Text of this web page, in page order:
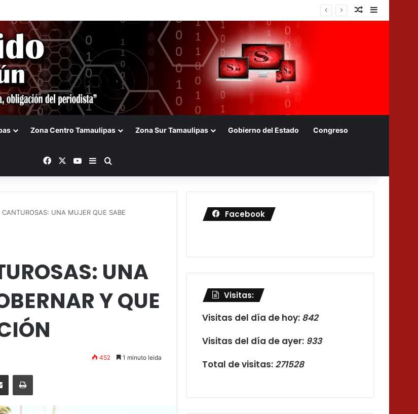
agenda con CANACAR y CONCAMIN para fortalecer la competitividad de Tamaulipas Nota aleatoria
Barra
Zona Centro Tamaulipas Zona Sur Tamaulipas Gobierno del Estado Congreso
FacebookYouTubeBarra lateral
CANTUROSAS: UNA MUJER QUE SABE
UNA
Y QUE
452 1 minuto leida
Compartir vía email Imprimir
Facebook
Visitas:
Visitas del día de hoy: 842
Visitas del día de ayer: 933
Total de visitas: 271528